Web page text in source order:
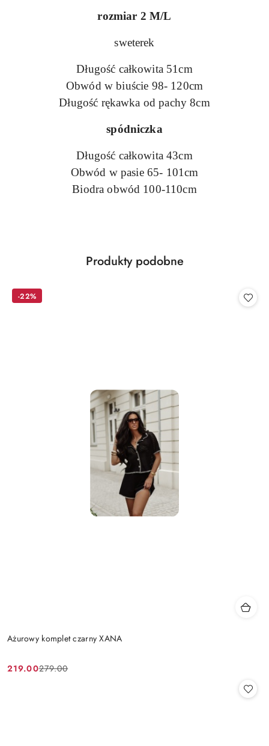
rozmiar 2 M/L
sweterek
Długość całkowita 51cm
Obwód w biuście 98- 120cm
Długość rękawka od pachy 8cm
spódniczka
Długość całkowita 43cm
Obwód w pasie 65- 101cm
Biodra obwód 100-110cm
Pomiń karuzelę produktów
Produkty
Produkty podobne
Ażurowy komplet czarny XANA
Cena
219.00
Cena
279.00
-22%